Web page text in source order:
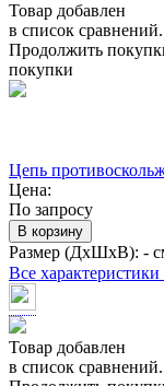
Товар добавлен
в список сравнений.
Продолжить
покупки
Цепь
Цена:
По запросу
В корзину
Размер (ДхШхВ): -
Все характеристики
Товар добавлен
в список сравнений.